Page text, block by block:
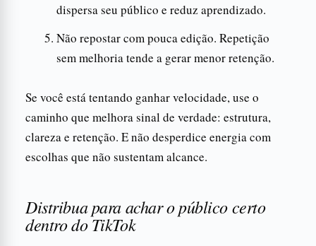
dispersa seu público e reduz aprendizado.
Não repostar com pouca edição. Repetição
sem melhoria tende a gerar menor retenção.
Se você está tentando ganhar velocidade, use o
caminho que melhora sinal de verdade: estrutura,
clareza e retenção. E não desperdice energia com
escolhas que não sustentam alcance.
Distribua para achar o público certo
dentro do TikTok